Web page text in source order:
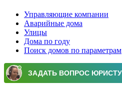
Управляющие компании
Аварийные дома
Улицы
Дома по году
Поиск домов по параметрам